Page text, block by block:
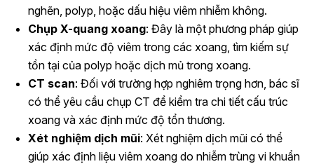
nghẽn, polyp, hoặc dấu hiệu viêm nhiễm không.
Chụp X-quang xoang: Đây là một phương pháp giúp
xác định mức độ viêm trong các xoang, tìm kiếm sự
tồn tại của polyp hoặc dịch mủ trong xoang.
CT scan: Đối với trường hợp nghiêm trọng hơn, bác sĩ
có thể yêu cầu chụp CT để kiểm tra chi tiết cấu trúc
xoang và xác định mức độ tổn thương.
Xét nghiệm dịch mũi: Xét nghiệm dịch mũi có thể
giúp xác định liệu viêm xoang do nhiễm trùng vi khuẩn